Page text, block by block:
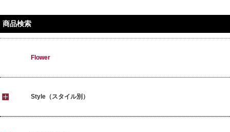
商品検索
Flower
Style（スタイル別）